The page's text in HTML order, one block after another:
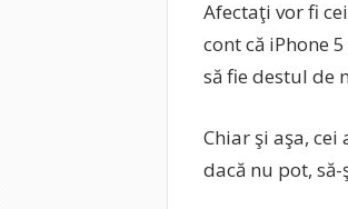
Afectaţi vor fi
cont că iPhone
să fie destul de
Chiar şi aşa,
dacă nu pot,